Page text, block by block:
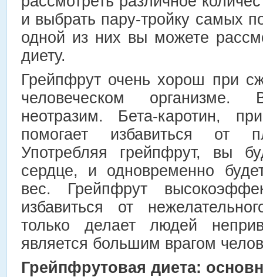
и выбрать пару-тройку самых
одной из них вы можете
диету.
Грейпфрут очень хорош при
человеческом организме.
неотразим. Бета-каротин,
помогает избавиться от
Употребляя грейпфрут, вы
сердце, и одновременно
вес. Грейпфрут
избавиться от
только делает людей
является большим врагом
Грейпфрутовая диета: